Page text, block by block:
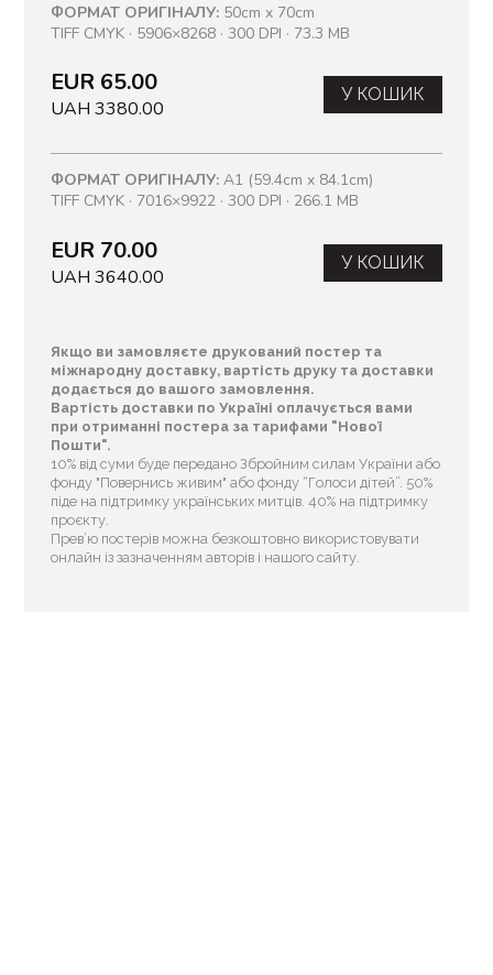
ФОРМАТ ОРИГІНАЛУ: 50cm x 70cm
TIFF CMYK · 5906×8268 · 300 DPI · 73.3 MB
EUR 65.00
UAH 3380.00
У КОШИК
ФОРМАТ ОРИГІНАЛУ: A1 (59.4cm x 84.1cm)
TIFF CMYK · 7016×9922 · 300 DPI · 266.1 MB
EUR 70.00
UAH 3640.00
У КОШИК
Якщо ви замовляєте друкований постер та
міжнародну доставку, вартість друку та доставки
додається до вашого замовлення.
Вартість доставки по Україні оплачується вами
при отриманні постера за тарифами "Нової
Пошти".
10% від суми буде передано Збройним силам України або
фонду "Повернись живим" або фонду “Голоси дітей”. 50%
піде на підтримку українських митців. 40% на підтримку
проєкту.
Прев’ю постерів можна безкоштовно використовувати
онлайн із зазначенням авторів і нашого сайту.